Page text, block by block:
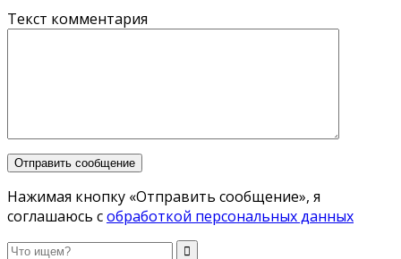
Текст комментария
Нажимая кнопку «Отправить сообщение», я
соглашаюсь собработкой персональных данных